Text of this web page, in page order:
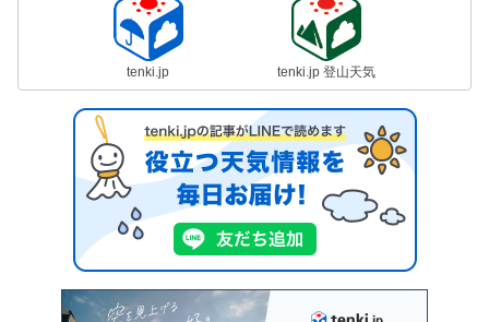
tenki.jp tenki.jp 登山天気